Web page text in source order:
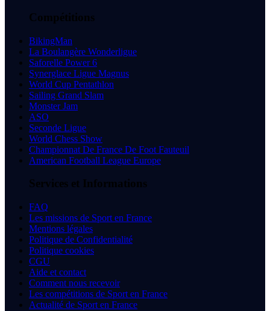
Compétitions
BikingMan
La Boulangère Wonderligue
Saforelle Power 6
Synerglace Ligue Magnus
World Cup Pentathlon
Sailing Grand Slam
Monster Jam
ASO
Seconde Ligue
World Chess Show
Championnat De France De Foot Fauteuil
American Football League Europe
Services et Informations
FAQ
Les missions de Sport en France
Mentions légales
Politique de Confidentialité
Politique cookies
CGU
Aide et contact
Comment nous recevoir
Les compétitions de Sport en France
Actualité de Sport en France